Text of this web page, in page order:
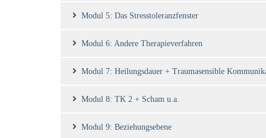
Modul 5: Das Stresstoleranzfenster
Modul 6: Andere Therapieverfahren
Modul 7: Heilungsdauer + Traumasensible
Modul 8: TK 2 + Scham u.a.
Modul 9: Beziehungsebene